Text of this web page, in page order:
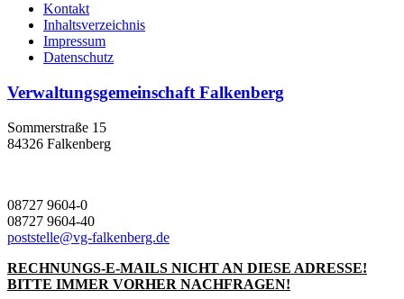
Kontakt
Inhaltsverzeichnis
Impressum
Datenschutz
Verwaltungsgemeinschaft Falkenberg
Sommerstraße 15
84326 Falkenberg
08727 9604-0
08727 9604-40
poststelle@vg-falkenberg.de
RECHNUNGS-E-MAILS NICHT AN DIESE ADRESSE!
BITTE IMMER VORHER NACHFRAGEN!